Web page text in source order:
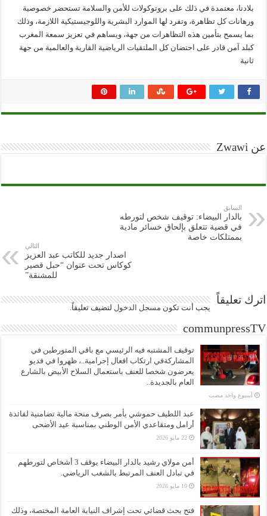
بلادنا، معتمدة في ذلك على بروتوكولات للأمن والسلامة تستحضر خصوصية
ورهانات كل تظاهرة، وتفرد لها الموارد البشرية واللوجيستيكية اللازمة، وذلك
بما يسمح بتأمين هذه التظاهرات من جهة، ويساهم في تعزيز سمعة المغرب
كبلد آمن قادر على احتضان كل الملتقيات الرياضية القارية والعالمية من جهة
ثانية
عن Zwawi
السابق
بالدار البيضاء: توقيف شخص لتورطه
في قضية تتعلق بإلحاق خسائر مادية
بممتلكات خاصة
التالي
اصدار جديد للكاتب عبد العزيز
كوكاس تحت عنوان “حبل قصير
للمشنقة”
اترك تعليقاً
يجب أنت تكون مسجل الدخول لتضيف تعليقاً.
communpressTV
توقيف المشتبه فيه الرئيسي مع باقي المتورطين في
المشاركةفي ارتكاب افعال إجرامية..، ظهروا في فديو
يعرضون شخصا للعنف باستعمال السلاح الأبيض بالشارع
العام بالجديدة..
‏أسبوع واحد مضت
عبد اللطيف حموشي يأمر بصرف منحة مالية تضامنية لفائدة
أرامل ومتقاعدي الأمن الوطني بمناسبة عيد الأضحى
22 مايو 2026
أمن مولاي رشيد بالدار البيضاء يوقف 3 أشخاص لتورطهم
في تبادل العنف المرتبط بالشغب الرياضي.
10 مايو 2026
فتح بحث قضائي تحت إشراف النيابة العامة المختصة، وذلك